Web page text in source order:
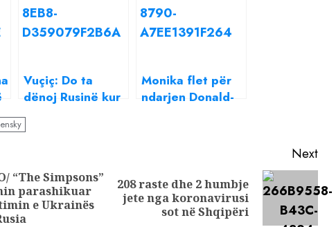
Vuçiç: Do ta
dënoj Rusinë kur
Ukraina të
dënojë
Serbisë
Monika flet për
ndarjen Donald-
Previous
“The Simpsons”
parashikuar
e Ukrainës
Next
Next
208 raste dhe 2 humbje
jete nga koronavirusi
sot në Shqipëri